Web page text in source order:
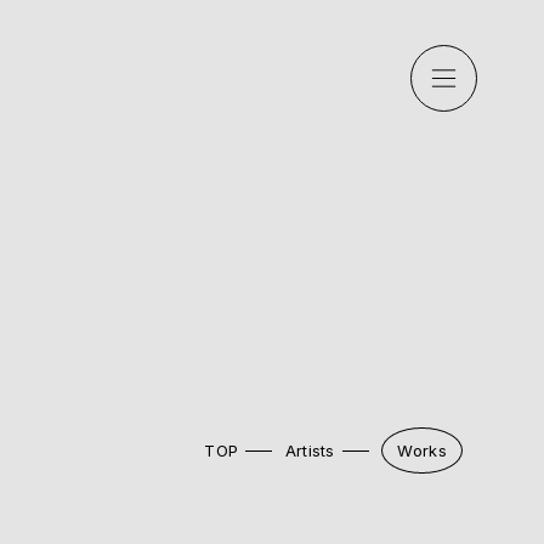
TOP Artists Works